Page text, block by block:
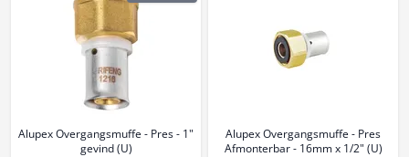
Alupex Overgangsmuffe - Pres - 1"
gevind (U)
Alupex Overgangsmuffe - Pres
Afmonterbar - 16mm x 1/2" (U)